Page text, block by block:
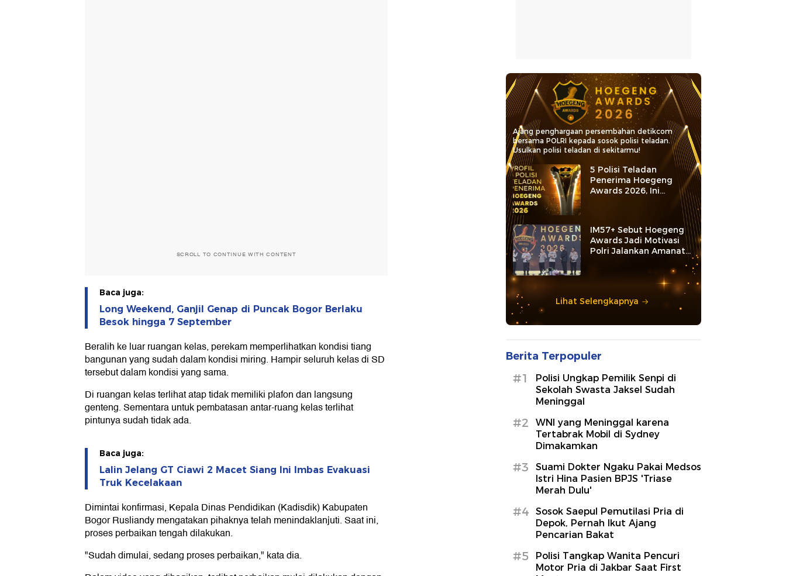
SCROLL TO CONTINUE WITH CONTENT
Baca juga:
Long Weekend, Ganjil Genap di Puncak Bogor Berlaku
Besok hingga 7 September
Beralih ke luar ruangan kelas, perekam memperlihatkan kondisi tiang
bangunan yang sudah dalam kondisi miring. Hampir seluruh kelas di SD
tersebut dalam kondisi yang sama.
Di ruangan kelas terlihat atap tidak memiliki plafon dan langsung
genteng. Sementara untuk pembatasan antar-ruang kelas terlihat
pintunya sudah tidak ada.
Baca juga:
Lalin Jelang GT Ciawi 2 Macet Siang Ini Imbas Evakuasi
Truk Kecelakaan
Dimintai konfirmasi, Kepala Dinas Pendidikan (Kadisdik) Kabupaten
Bogor Rusliandy mengatakan pihaknya telah menindaklanjuti. Saat ini,
proses perbaikan tengah dilakukan.
"Sudah dimulai, sedang proses perbaikan," kata dia.
Ajang penghargaan persembahan detikcom
bersama POLRI kepada sosok polisi teladan.
Usulkan polisi teladan di sekitarmu!
5 Polisi Teladan
Penerima Hoegeng
Awards 2026, Ini
Kategori dan Kiprahnya
IM57+ Sebut Hoegeng
Awards Jadi Motivasi
Polri Jalankan Amanat
Lihat Selengkapnya
Berita Terpopuler
#1
Polisi Ungkap Pemilik Senpi di
Sekolah Swasta Jaksel Sudah
Meninggal
#2
WNI yang Meninggal karena
Tertabrak Mobil di Sydney
Dimakamkan
#3
Suami Dokter Ngaku Pakai Medsos
Istri Hina Pasien BPJS 'Triase
Merah Dulu'
#4
Sosok Saepul Pemutilasi Pria di
Depok, Pernah Ikut Ajang
Pencarian Bakat
#5
Polisi Tangkap Wanita Pencuri
Motor Pria di Jakbar Saat First